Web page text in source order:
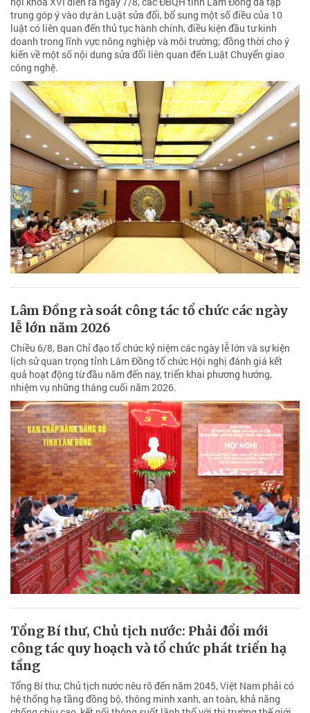
trung góp ý vào dự án Luật sửa đổi, bổ sung một số điều của 10
luật có liên quan đến thủ tục hành chính, điều kiện đầu tư kinh
doanh trong lĩnh vực nông nghiệp và môi trường; đồng thời cho ý
kiến về một số nội dung sửa đổi liên quan đến Luật Chuyển giao
công nghệ.
Lâm Đồng rà soát công tác tổ chức các ngày
lễ lớn năm 2026
Chiều 6/8, Ban Chỉ đạo tổ chức kỷ niệm các ngày lễ lớn và sự kiện
lịch sử quan trọng tỉnh Lâm Đồng tổ chức Hội nghị đánh giá kết
quả hoạt động từ đầu năm đến nay, triển khai phương hướng,
nhiệm vụ những tháng cuối năm 2026.
Tổng Bí thư, Chủ tịch nước: Phải đổi mới
công tác quy hoạch và tổ chức phát triển hạ
tầng
Tổng Bí thư, Chủ tịch nước nêu rõ đến năm 2045, Việt Nam phải có
hệ thống hạ tầng đồng bộ, thông minh xanh, an toàn, khả năng